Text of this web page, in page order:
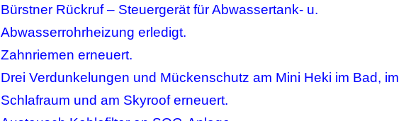
Bürstner Rückruf – Steuergerät für Abwassertank- u.
Abwasserrohrheizung erledigt.
Zahnriemen erneuert.
Drei Verdunkelungen und Mückenschutz am Mini Heki im Bad, im
Schlafraum und am Skyroof erneuert.